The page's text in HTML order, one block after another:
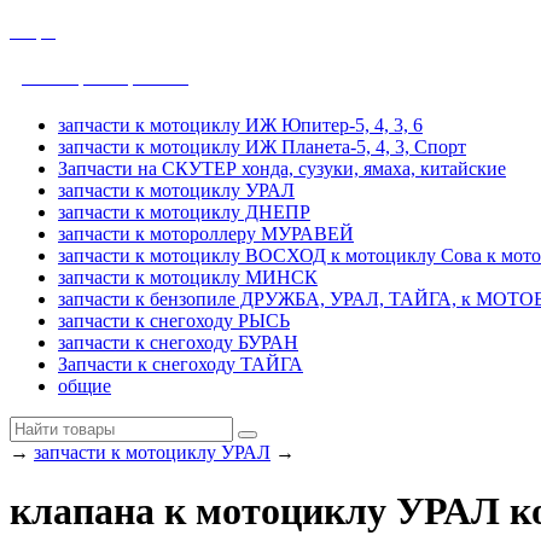
запчасти к мотоциклу ИЖ Юпитер-5, 4, 3, 6
запчасти к мотоциклу ИЖ Планета-5, 4, 3, Спорт
Запчасти на СКУТЕР хонда, сузуки, ямаха, китайские
запчасти к мотоциклу УРАЛ
запчасти к мотоциклу ДНЕПР
запчасти к мотороллеру МУРАВЕЙ
запчасти к мотоциклу ВОСХОД к мотоциклу Сова к
запчасти к мотоциклу МИНСК
запчасти к бензопиле ДРУЖБА, УРАЛ, ТАЙГА, к
запчасти к снегоходу РЫСЬ
запчасти к снегоходу БУРАН
Запчасти к снегоходу ТАЙГА
общие
→ запчасти к мотоциклу УРАЛ →
клапана к мотоциклу УРАЛ